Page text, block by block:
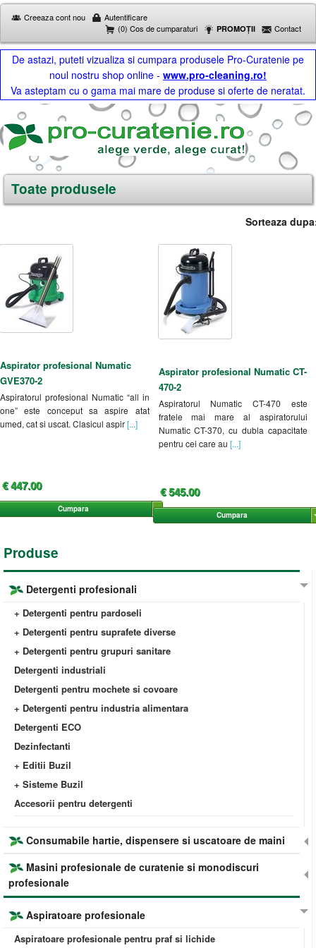
Creeaza cont nou
Autentificare
(0) Cos de cumparaturi
PROMOȚII Contact
De astazi, puteti vizualiza si cumpara produsele Pro-Curatenie pe
noul nostru shop online - www.pro-cleaning.ro!
Va asteptam cu o gama mai mare de produse si oferte de neratat.
Toate produsele
Sorteaza
Aspirator profesional Numatic
GVE370-2
Aspiratorul profesional Numatic “all in
one” este conceput sa aspire atat
umed, cat si uscat. Clasicul aspir[...]
€ 447.00
Cumpara
Aspirator profesional Numatic CT-
470-2
Aspiratorul Numatic CT-470 este
fratele mai mare al aspiratorului
Numatic CT-370, cu dubla capacitate
pentru cei care au [...]
€ 545.00
Cumpara
Produse
Detergenti profesionali
+ Detergenti pentru pardoseli
+ Detergenti pentru suprafete diverse
+ Detergenti pentru grupuri sanitare
Detergenti industriali
Detergenti pentru mochete si covoare
+ Detergenti pentru industria alimentara
Detergenti ECO
Dezinfectanti
+ Editii Buzil
+ Sisteme Buzil
Accesorii pentru detergenti
Consumabile hartie, dispensere si uscatoare de maini
Masini profesionale de curatenie si monodiscuri
profesionale
Aspiratoare profesionale
Aspiratoare profesionale pentru praf si lichide